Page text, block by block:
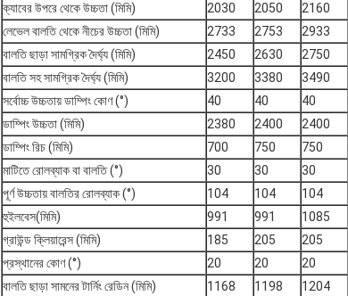
ক্যাবের উপরে থেকে উচ্চতা (মিমি)
2030 2050 2160
লেভেল বালতি থেকে নীচের উচ্চতা (মিমি)
2733 2753 2933
বালতি ছাড়া সামগ্রিক দৈর্ঘ্য (মিমি)
2450 2630 2750
বালতি সহ সামগ্রিক দৈর্ঘ্য (মিমি)
3200 3380 3490
সর্বোচ্চ উচ্চতায় ডাম্পিং কোণ (°)
40 40 40
ডাম্পিং উচ্চতা (মিমি)
2380 2400 2400
ডাম্পিং রিচ (মিমি)
700 750 750
মাটিতে রোলব্যাক বা বালতি (°)
30 30 30
পূর্ণ উচ্চতায় বালতির রোলব্যাক (°)
104 104 104
হুইলবেস(মিমি)
991 991 1085
গ্রাউন্ড ক্লিয়ারেন্স (মিমি)
185 205 205
প্রস্থানের কোণ (°)
20 20 20
বালতি ছাড়া সামনের টার্নিং রেডিন (মিমি)
1168 1198 1204